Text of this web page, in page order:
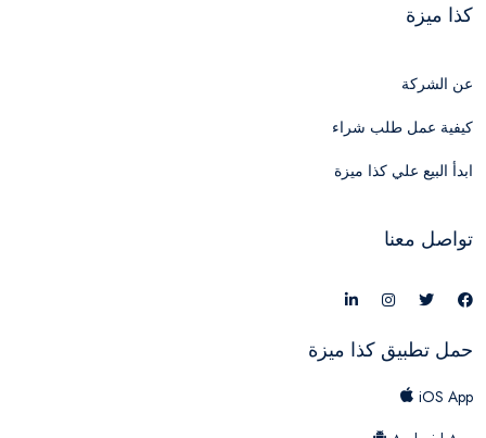
كذا ميزة
عن الشركة
كيفية عمل طلب شراء
ابدأ البيع علي كذا ميزة
تواصل معنا
حمل تطبيق كذا ميزة
iOS App